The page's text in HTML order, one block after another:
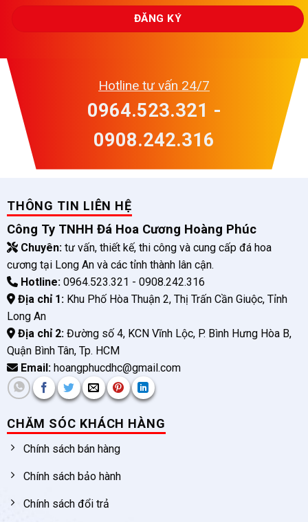
Hotline tư vấn 24/7
0964.523.321 -
0908.242.316
THÔNG TIN LIÊN HỆ
Công Ty TNHH Đá Hoa Cương Hoàng Phúc
Chuyên:tư vấn, thiết kế, thi công và cung cấp đá hoa
cương tại Long An và các tỉnh thành lân cận.
Hotline:0964.523.321 - 0908.242.316
Địa chỉ 1:Khu Phố Hòa Thuận 2, Thị Trấn Cần Giuộc, Tỉnh
Long An
Địa chỉ 2:Đường số 4, KCN Vĩnh Lộc, P. Bình Hưng Hòa B,
Quận Bình Tân, Tp. HCM
Email:hoangphucdhc@gmail.com
CHĂM SÓC KHÁCH HÀNG
Chính sách bán hàng
Chính sách bảo hành
Chính sách đổi trả